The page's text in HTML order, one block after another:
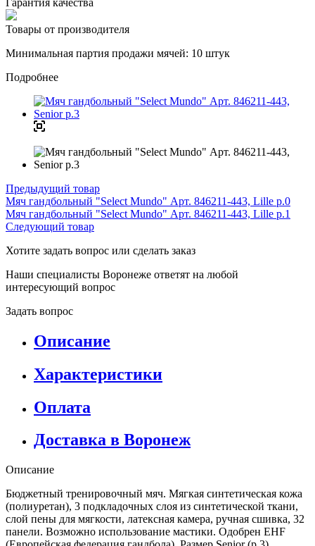
Товары от производителя
Минимальная партия продажи мячей: 10 штук
Подробнее
Предыдущий товар
Мяч гандбольный "Select Mundo" Арт. 846211-443, Lille р.0
Мяч гандбольный "Select Mundo" Арт. 846211-443, Lille р.1
Следующий товар
Хотите задать вопрос или сделать заказ
Наши специалисты Воронеже ответят на любой
интересующий вопрос
Задать вопрос
Описание
Характеристики
Оплата
Доставка в Воронеж
Описание
Бюджетный тренировочный мяч. Мягкая синтетическая кожа
(полиуретан), 3 подкладочных слоя из синтетической ткани,
слой пены для мягкости, латексная камера, ручная сшивка, 32
панели. Возможно использование мастики. Одобрен EHF